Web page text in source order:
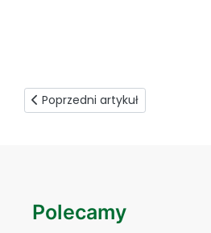
Poprzedni artykuł: Człowiek w
Poprzedni artykuł
Polecamy